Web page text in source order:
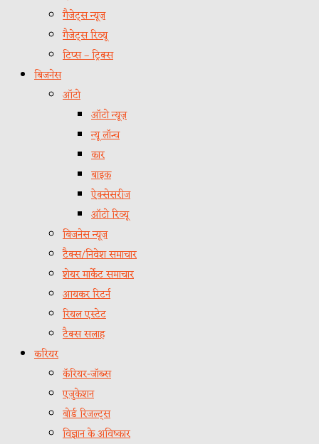
गैजेट्स न्यूज़
गैजेट्स रिव्यू
टिप्स – ट्रिक्स
बिजनेस
ऑटो
ऑटो न्यूज़
न्यू लॉन्च
कार
बाइक
ऐक्सेसरीज
ऑटो रिव्यू
बिजनेस न्यूज़
टैक्स/निवेश समाचार
शेयर मार्केट समाचार
आयकर रिटर्न
रियल एस्टेट
टैक्स सलाह
करियर
कॅरियर-जॉब्स
एजुकेशन
बोर्ड रिजल्ट्स
विज्ञान के अविष्कार